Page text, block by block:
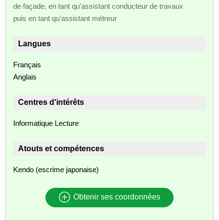
de façade, en tant qu'assistant conducteur de travaux
puis en tant qu'assistant métreur
Langues
Français
Anglais
Centres d'intérêts
Informatique Lecture
Atouts et compétences
Kendo (escrime japonaise)
Obtenir ses coordonnées